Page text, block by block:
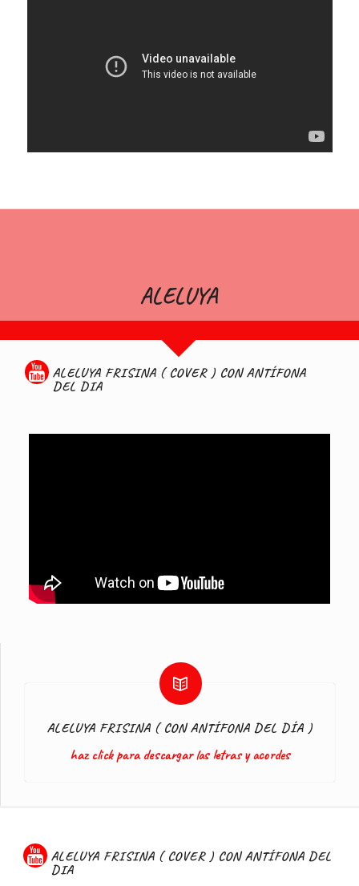
ALELUYA
ALELUYA FRISINA ( COVER ) CON ANTÍFONA
DEL DIA
ALELUYA FRISINA ( CON ANTÍFONA DEL DÍA )
haz click para descargar las letras y acordes
ALELUYA FRISINA ( COVER ) CON ANTÍFONA DEL
DIA